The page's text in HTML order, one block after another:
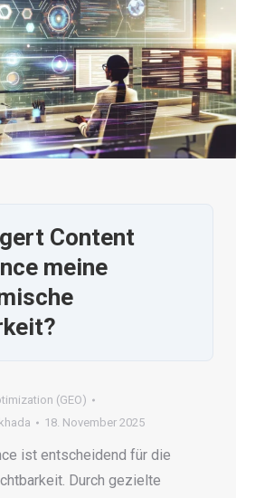
Content
meine
(GEO)
18. November 2025
ist entscheidend für die
Durch gezielte